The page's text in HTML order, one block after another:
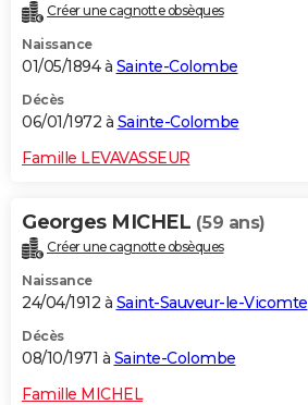
Créer une cagnotte obsèques
Naissance
01/05/1894 à Sainte-Colombe
Décès
06/01/1972 à Sainte-Colombe
Famille LEVAVASSEUR
Georges MICHEL (59 ans)
Créer une cagnotte obsèques
Naissance
24/04/1912 à Saint-Sauveur-le-Vicomte
Décès
08/10/1971 à Sainte-Colombe
Famille MICHEL